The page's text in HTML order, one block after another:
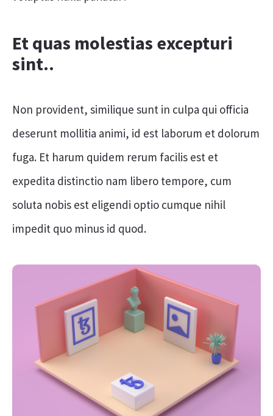
Et quas molestias excepturi
sint..
Non provident, similique sunt in culpa qui officia
deserunt mollitia animi, id est laborum et dolorum
fuga. Et harum quidem rerum facilis est et
expedita distinctio nam libero tempore, cum
soluta nobis est eligendi optio cumque nihil
impedit quo minus id quod.